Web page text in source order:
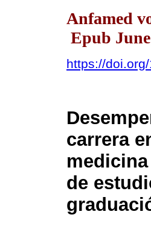
Anfamed
Epub
https://
carrera
de